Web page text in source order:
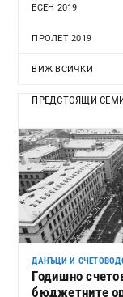
ЕСЕН 2019
ПРОЛЕТ 2019
ВИЖ ВСИЧКИ
ПРЕДСТОЯЩИ
ДАНЪЦИ И
Годишно
бюджетните